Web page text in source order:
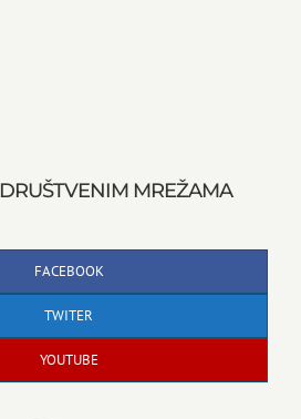
MREŽAMA
FACEBOOK
TWITER
YOUTUBE